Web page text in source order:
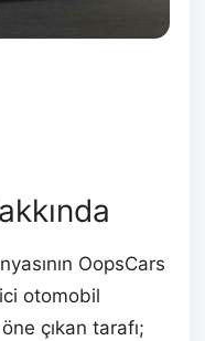
OopsCars
otomobil
çıkan tarafı;